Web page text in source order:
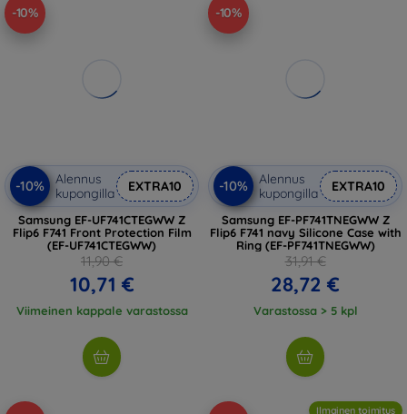
-10%
-10%
Alennus
kupongilla
EXTRA10
Samsung EF-UF741CTEGWW Z
Flip6 F741 Front Protection Film
(EF-UF741CTEGWW)
11,90 €
10,71 €
Viimeinen kappale varastossa
-10%
-10%
Alennus
kupongilla
EXTRA10
Samsung EF-PF741TNEGWW Z
Flip6 F741 navy Silicone Case with
Ring (EF-PF741TNEGWW)
31,91 €
28,72 €
Varastossa > 5 kpl
Ilmainen toimitus